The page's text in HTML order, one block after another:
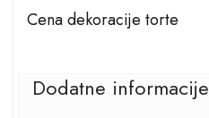
Cena dekoracije torte
Dodatne informacije